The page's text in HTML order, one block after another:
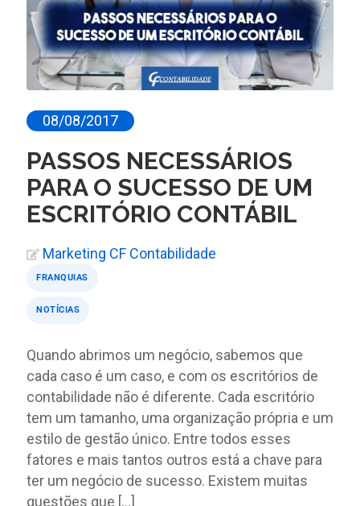
08/08/2017
PASSOS NECESSÁRIOS
PARA O SUCESSO DE UM
ESCRITÓRIO CONTÁBIL
Marketing CF Contabilidade
FRANQUIAS
NOTÍCIAS
Quando abrimos um negócio, sabemos que
cada caso é um caso, e com os escritórios de
contabilidade não é diferente. Cada escritório
tem um tamanho, uma organização própria e um
estilo de gestão único. Entre todos esses
fatores e mais tantos outros está a chave para
ter um negócio de sucesso. Existem muitas
questões que […]